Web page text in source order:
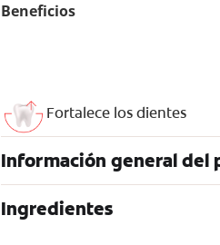
Beneficios
Fortalece los dientes
Información general del
Ingredientes